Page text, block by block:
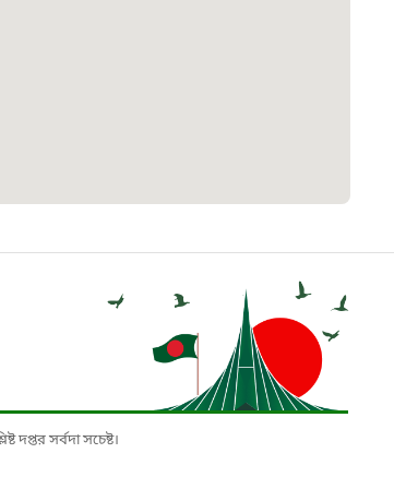
বোর্ড হটলাইন
দপ্তর সর্বদা সচেষ্ট।